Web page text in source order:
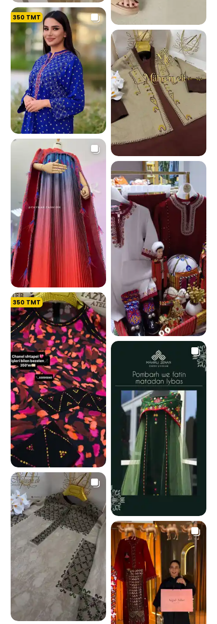
3.8 K
4.8 K
3.5 K
350 TMT
1.8 K
5.4 K
1.6 K
6.3 K
350 TMT
14.5 K